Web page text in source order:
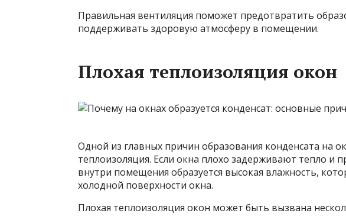
Правильная вентиляция поможет предотвратить
поддерживать здоровую атмосферу в помещении.
Плохая теплоизоляция окон
Одной из главных причин образования конденсата на
теплоизоляция. Если окна плохо задерживают тепло и
внутри помещения образуется высокая влажность,
холодной поверхности окна.
Плохая теплоизоляция окон может быть вызвана